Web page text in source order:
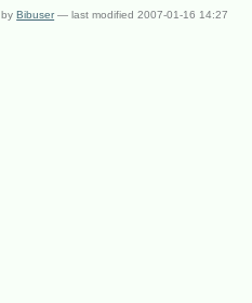
byBibuser —last modified2007-01-16 14:27